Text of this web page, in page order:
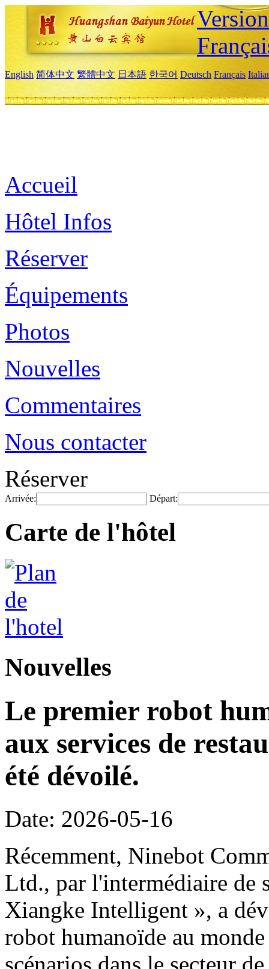
English 简体中文 繁體中文 日本語 한국어 Deutsch Français
Accueil
Hôtel Infos
Réserver
Équipements
Photos
Nouvelles
Commentaires
Nous contacter
Réserver
Arrivée: Départ:
Carte de l'hôtel
Nouvelles
Le premier robot
aux services de
été dévoilé.
Date: 2026-05-16
Récemment, Ninebot
Ltd., par l'intermédiaire de
Xiangke Intelligent », a
robot humanoïde au
scénarios dans le secteur